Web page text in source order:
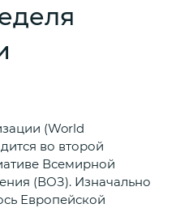
(World
во второй
Всемирной
(ВОЗ). Изначально
Европейской